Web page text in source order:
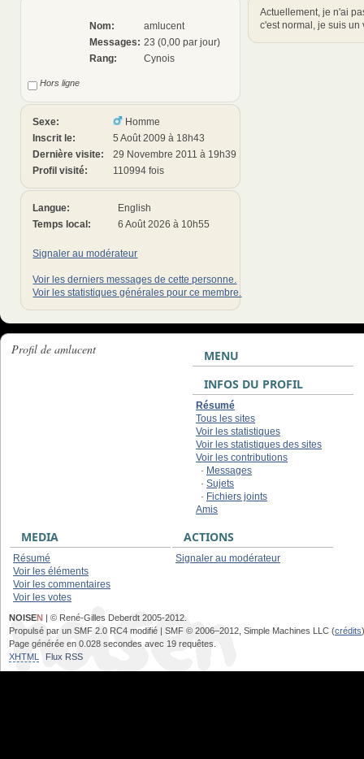
Hors ligne
Nom:
amlucent
Messages: 23 (0,00 par jour)
Rang:
Cynois
Sexe:
Homme
Inscrit le:
5 Août 2009 à 18h43
Dernière visite:
29 Novembre 2011 à 19h39
Profil visité:
110994 fois
Langue:
English
Temps local:
6 Août 2026 à 10h55
Signaler au modérateur
Voir les derniers messages de cette personne.
Voir les statistiques générales pour ce membre.
Actuellement, je n'ai
c'est normal, je suis un
Profil de amlucent
MENU
INFOS DU PROFIL
Résumé
Tous les sites
Voir les statistiques
Voir les statistiques des sites
Voir les contributions
· Messages
· Sujets
· Fichiers joints
Amis
MEDIA
Résumé
Voir les éléments
Voir les commentaires
Voir les votes
ACTIONS
Signaler au modérateur
NOISEN | © René-Gilles Deberdt 2005-2012.
Propulsé par un SMF 2.0 RC4 modifié | SMF © 2006–2012, Simple Machines LLC (crédits)
Page générée en 0.028 secondes avec 19 requêtes.
XHTML
Flux RSS